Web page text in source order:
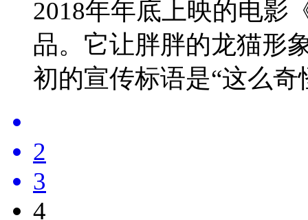
2018年年底上映的电影
品。它让胖胖的龙猫形
初的宣传标语是“这么
2
3
4